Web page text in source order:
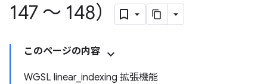
147 ～ 148）
このページの内容
WGSL linear_indexing 拡張機能